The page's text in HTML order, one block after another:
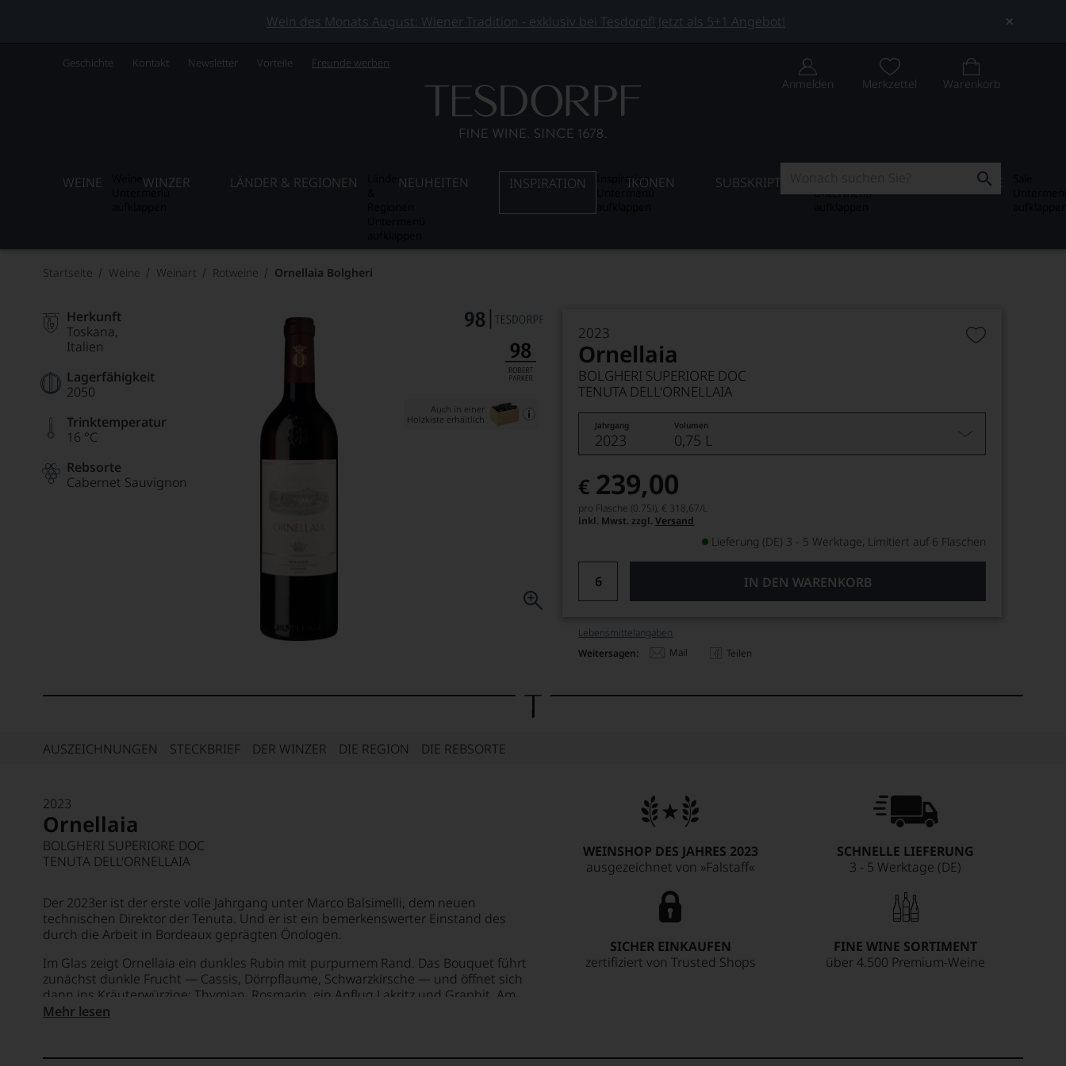
Wein des Monats August: Wiener Tradition - exklusiv bei Tesdorpf! Jetzt als 5+1 Angebot!
Geschichte Kontakt Newsletter Vorteile Freunde werben
Anmelden Merkzettel Warenkorb
WEINE WINZER LÄNDER & REGIONEN
LänderNEUHEITEN INSPIRATION
InspirationIKONEN SUBSKRIPTION
Untermenü
SALE
Startseite Weine Weinart Rotweine Ornellaia Bolgheri
Herkunft
Toskana
Italien
Lagerfähigkeit
2050
Trinktemperatur
16 °C
Rebsorte
Cabernet Sauvignon
Auch in einer
Holzkiste erhältlich
2023
Ornellaia
BOLGHERI SUPERIORE DOC
TENUTA DELL'ORNELLAIA
Jahrgang Volumen
2023 0,75 L
€ 239,00
pro Flasche (0.75l), € 318,67/L
inkl. Mwst. zzgl.Versand
Lieferung (DE) 3 - 5 Werktage, Limitiert auf 6 Flaschen
IN DEN WARENKORB
Lebensmittel­angaben
Weitersagen:
Mail Teilen
AUSZEICHNUNGEN STECKBRIEF DER WINZER DIE REGION DIE REBSORTE
2023
Ornellaia
BOLGHERI SUPERIORE DOC
TENUTA DELL'ORNELLAIA
Der 2023er ist der erste volle Jahrgang unter Marco Balsimelli, dem neuen
technischen Direktor der Tenuta. Und er ist ein bemerkenswerter Einstand des
durch die Arbeit in Bordeaux geprägten Önologen.
Im Glas zeigt Ornellaia ein dunkles Rubin mit purpurnem Rand. Das Bouquet führt
zunächst dunkle Frucht — Cassis, Dörrpflaume, Schwarzkirsche — und öffnet sich
dann ins Kräuterwürzige: Thymian, Rosmarin, ein Anflug Lakritz und Graphit. Am
Gaumen zeigt sich die Handschrift Balsimellis am deutlichsten. Die Tannine sind
bleibt salzig und frisch.
Mehr lesen
WEINSHOP DES JAHRES 2023
ausgezeichnet von »Falstaff«
SCHNELLE LIEFERUNG
3 - 5 Werktage (DE)
SICHER EINKAUFEN
zertifiziert von Trusted Shops
FINE WINE SORTIMENT
über 4.500 Premium-Weine